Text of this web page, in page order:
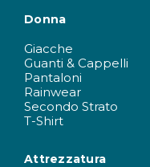
Donna
Giacche
Guanti & Cappelli
Pantaloni
Rainwear
Secondo Strato
T-Shirt
Attrezzatura